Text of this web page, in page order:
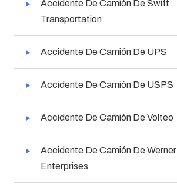
Accidente De Camión De Swift
Transportation
Accidente De Camión De UPS
Accidente De Camión De USPS
Accidente De Camión De Volteo
Accidente De Camión De Werner
Enterprises